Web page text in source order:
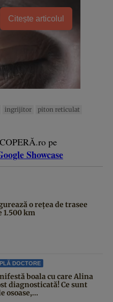
Citește articolul
ingrijitor piton reticulat
pe
Showcase
o rețea de trasee
1.500 km
DOCTORE
boala cu care Alina
diagnosticată! Ce sunt
osoase,...